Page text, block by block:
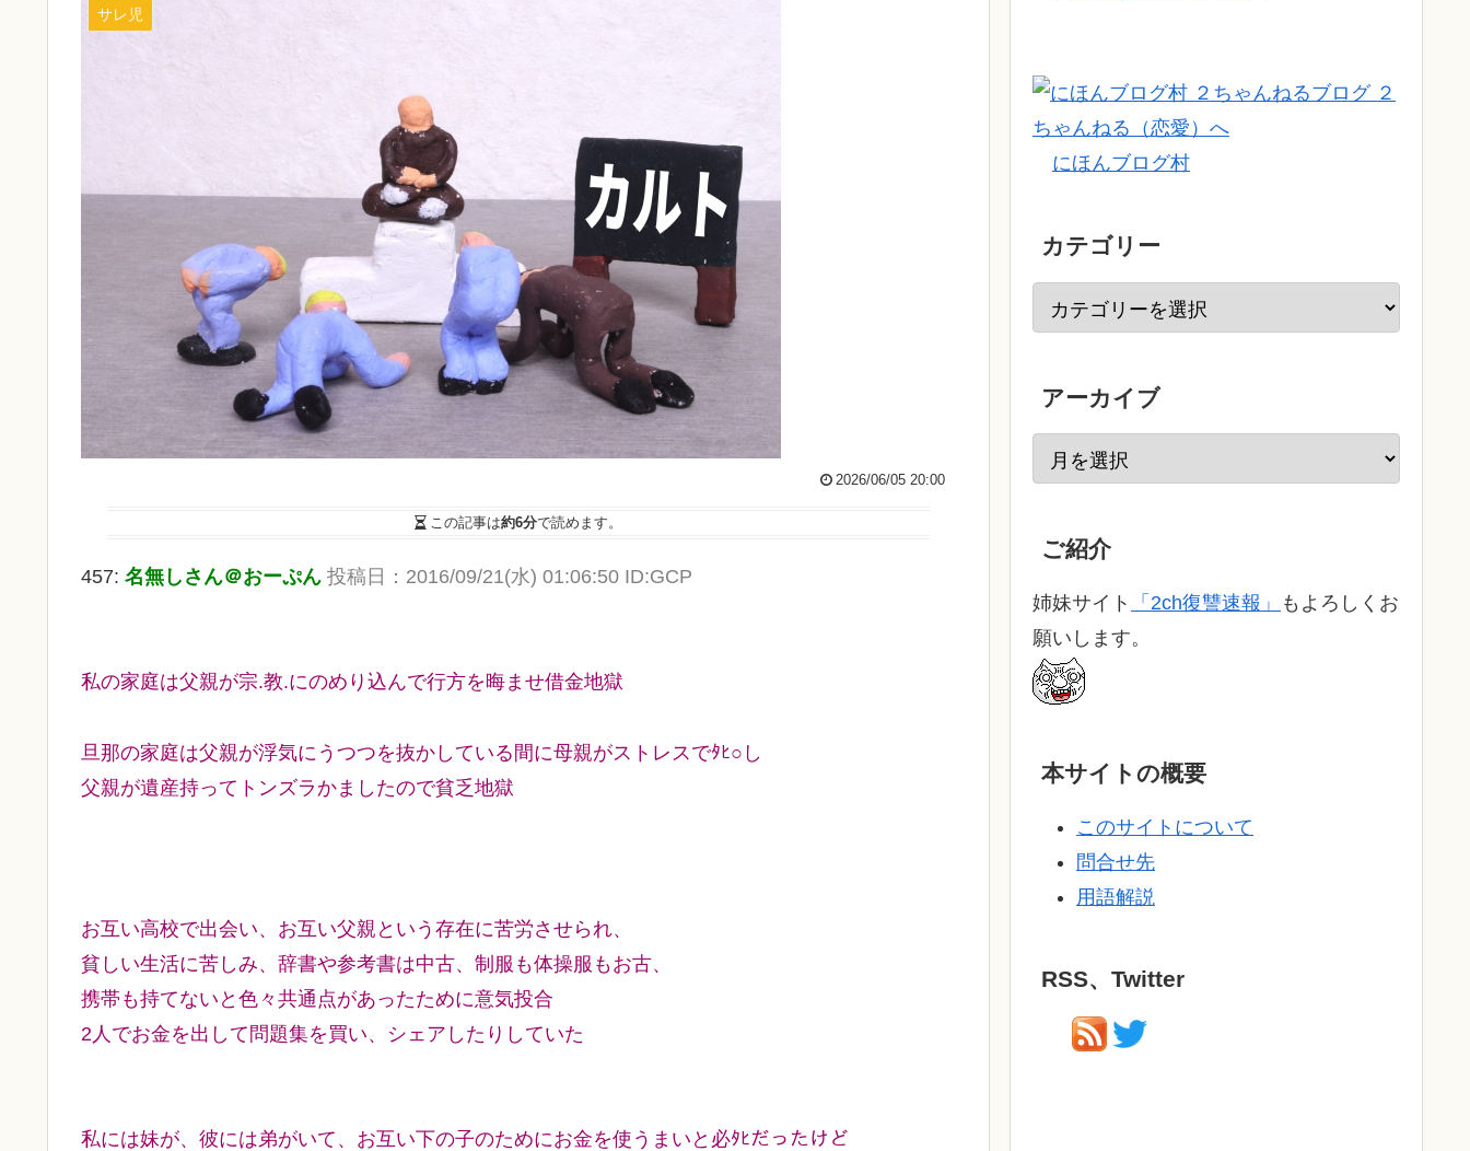
サレ児
2026/06/05 20:00
この記事は約6分で読めます。
457: 名無しさん＠おーぷん 投稿日：2016/09/21(水) 01:06:50 ID:GCP
私の家庭は父親が宗.教.にのめり込んで行方を晦ませ借金地獄
旦那の家庭は父親が浮気にうつつを抜かしている間に母親がストレスでﾀﾋ○し
父親が遺産持ってトンズラかましたので貧乏地獄
お互い高校で出会い、お互い父親という存在に苦労させられ、
貧しい生活に苦しみ、辞書や参考書は中古、制服も体操服もお古、
携帯も持てないと色々共通点があったために意気投合
2人でお金を出して問題集を買い、シェアしたりしていた
私には妹が、彼には弟がいて、お互い下の子のためにお金を使うまいと必ﾀﾋだったけど
にほんブログ村
カテゴリー
アーカイブ
ご紹介
姉妹サイト 「2ch復讐速報」
もよろしくお
願いします。
本サイトの概要
このサイトについて
問合せ先
用語解説
RSS、Twitter